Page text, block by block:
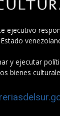
ejecutivo
y ejecutar
bienes